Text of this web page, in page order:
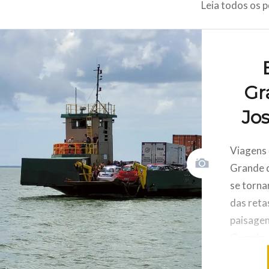
Leia todos os
Viagens
Grande
se
das
uma